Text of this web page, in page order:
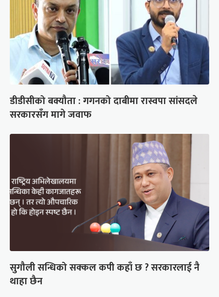
डीडीसीको बक्यौता : गगनको दाबीमा रास्वपा सांसदले
सरकारसँग मागे जवाफ
सुगौली सन्धिको सक्कल कपी कहाँ छ ? सरकारलाई नै
थाहा छैन